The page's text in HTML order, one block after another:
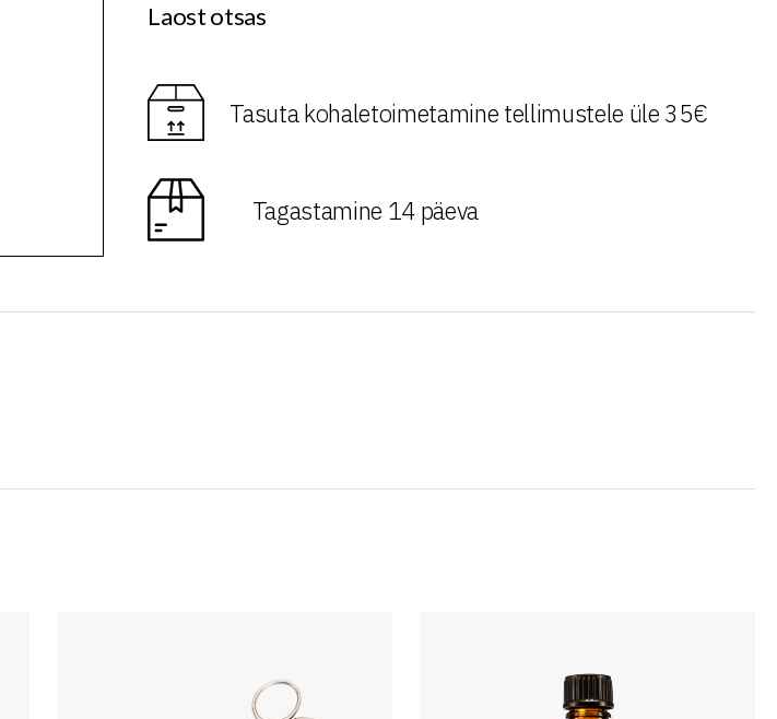
Laost otsas
Tasuta kohaletoimetamine tellimustele üle 35€
Tagastamine 14 päeva